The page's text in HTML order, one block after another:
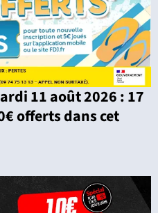
11 août 2026 : 17
offerts dans cet